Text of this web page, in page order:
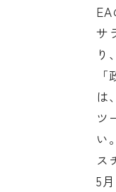
サ
り
は
ツ
い
ス
5